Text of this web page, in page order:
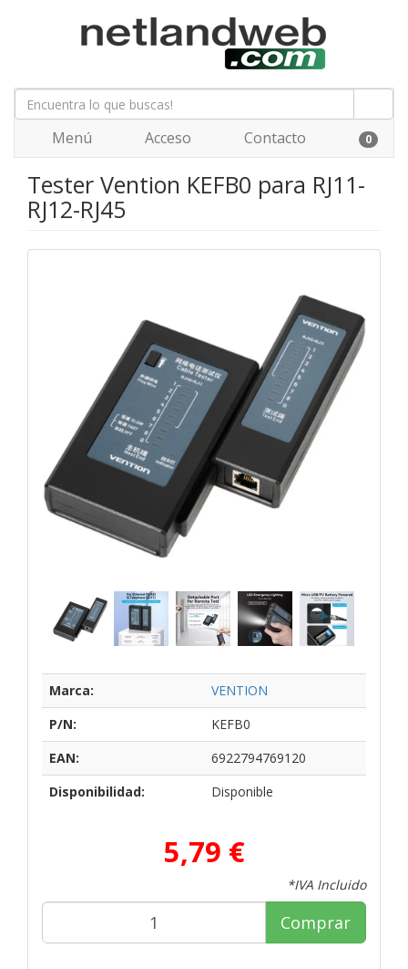
Menú Acceso Contacto 0
Tester Vention KEFB0 para RJ11-
RJ12-RJ45
Marca:
VENTION
P/N:
KEFB0
EAN:
6922794769120
Disponibilidad:
Disponible
5,79 €
*IVA Incluido
Comprar